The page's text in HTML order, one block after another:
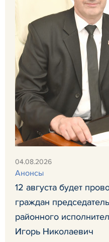
04.08.2026
Анонсы
12 августа будет
граждан
районного
Игорь Николаевич